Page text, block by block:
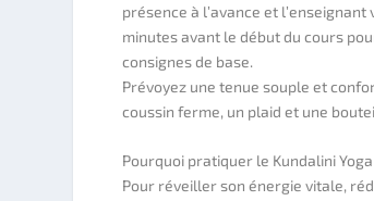
présence à l’avance et
minutes avant le début du cours
consignes de base.
Prévoyez une tenue souple et
coussin ferme, un plaid et une
Pourquoi pratiquer le Kundalini
Pour réveiller son énergie vitale,